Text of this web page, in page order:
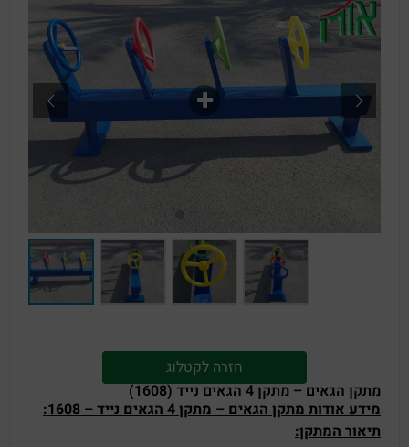
חזרה לקטלוג
מתקן הגאים – מתקן 4 הגאים נייד (1608)
מידע אודות מתקן הגאים – מתקן 4 הגאים נייד – 1608:
תיאור המתקן: